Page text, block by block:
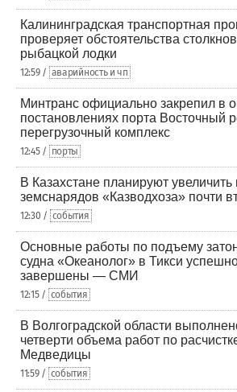
Калининградская транспортная
проверяет обстоятельства
рыбацкой лодки
12:59 / аварийность и чп
Минтранс официально закрепил в
постановлениях порта Восточный
перегрузочный комплекс
12:45 / порты
В Казахстане планируют увеличить
земснарядов «Казводхоза» почти
12:30 / события
Основные работы по подъему
судна «Океанолог» в Тикси
завершены — СМИ
12:15 / события
В Волгоградской области
четверти объема работ по
Медведицы
11:59 / события